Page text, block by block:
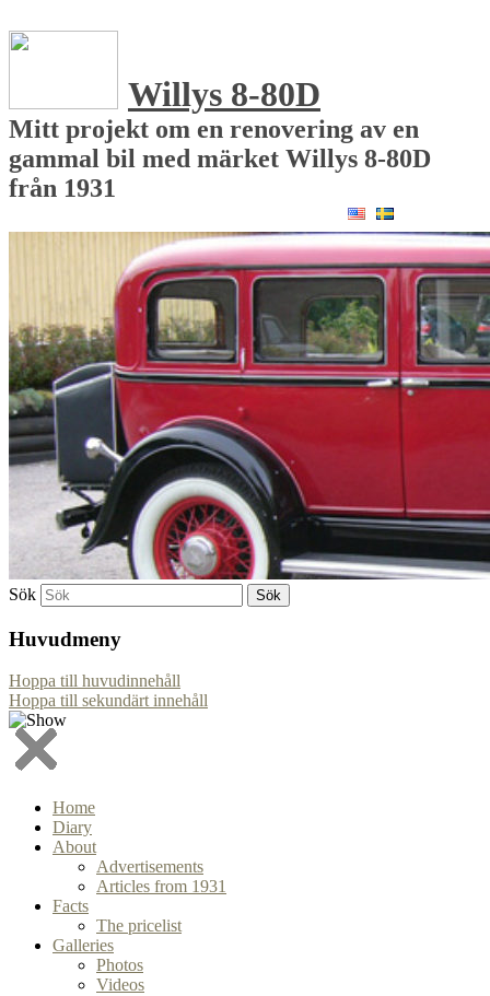
Willys 8-80D
Mitt projekt om en renovering av en
gammal bil med märket Willys 8-80D
från 1931
Sök
Huvudmeny
Hoppa till huvudinnehåll
Hoppa till sekundärt innehåll
Home
Diary
About
Advertisements
Articles from 1931
Facts
The pricelist
Galleries
Photos
Videos